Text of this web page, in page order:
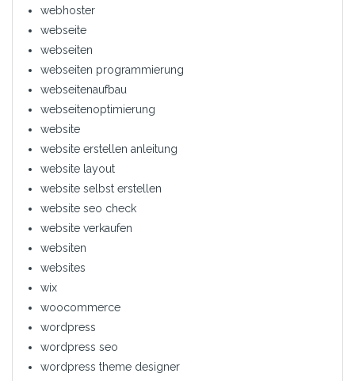
webhoster
webseite
webseiten
webseiten programmierung
webseitenaufbau
webseitenoptimierung
website
website erstellen anleitung
website layout
website selbst erstellen
website seo check
website verkaufen
websiten
websites
wix
woocommerce
wordpress
wordpress seo
wordpress theme designer